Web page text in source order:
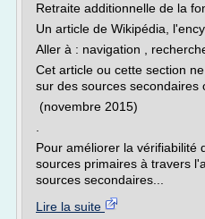
Retraite additionnelle de la
Un article de Wikipédia,
Aller à : navigation ,
Cet article ou cette section
sur des sources secondaires
(novembre 2015)
Pour améliorer la vérifiabilité
sources primaires à travers
sources secondaires...
Lire la suite